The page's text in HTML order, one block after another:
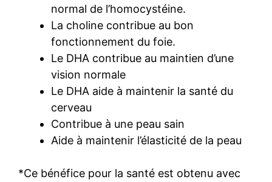
normal de l’homocystéine.
La choline contribue au bon
fonctionnement du foie.
Le DHA contribue au maintien d’une
vision normale
Le DHA aide à maintenir la santé du
cerveau
Contribue à une peau sain
Aide à maintenir l’élasticité de la peau
*Ce bénéfice pour la santé est obtenu avec